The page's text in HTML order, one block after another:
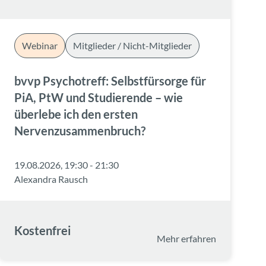
Webinar Mitglieder / Nicht-Mitglieder
bvvp Psychotreff: Selbstfürsorge für
PiA, PtW und Studierende – wie
überlebe ich den ersten
Nervenzusammenbruch?
19.08.2026, 19:30 - 21:30
Alexandra Rausch
Kostenfrei
Mehr erfahren